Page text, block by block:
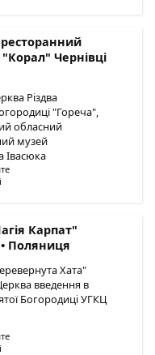
Чернівці
Різдва
"Гореча",
обласний
музей
Івасюка
Карпат"
Поляниця
Хата"
введення в
Богородиці УГКЦ